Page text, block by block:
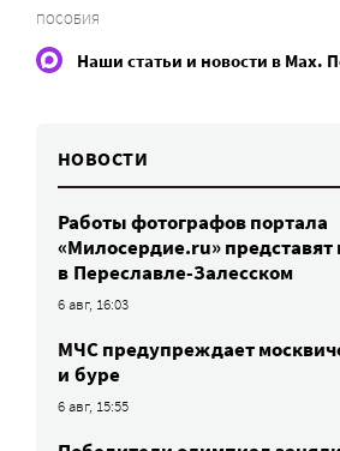
ПОСОБИЯ
Наши статьи и новости в Max.
НОВОСТИ
Работы фотографов портала
«Милосердие.ru» представят
в Переславле-Залесском
6 авг, 16:03
МЧС предупреждает
и буре
6 авг, 15:55